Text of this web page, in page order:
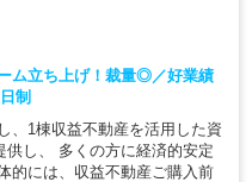
ム立ち上げ！裁量◎／好業績
制
、1棟収益不動産を活用した資
し、 多くの方に経済的安定
的には、収益不動産ご購入前